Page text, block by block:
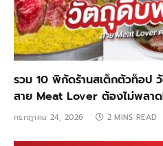
รวม 10 พิกัดร้านสเต็กตัวท็อป
สาย Meat Lover ต้องไม่พลา
กรกฎาคม 24, 2026 2 MINS READ